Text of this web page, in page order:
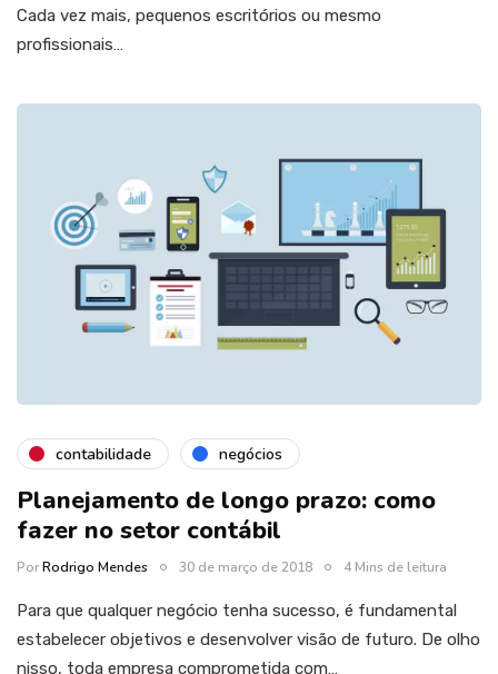
Cada vez mais, pequenos escritórios ou mesmo
profissionais…
contabilidade negócios
Planejamento de longo prazo: como
fazer no setor contábil
PorRodrigo Mendes 30 de março de 2018 4 Mins de leitura
Para que qualquer negócio tenha sucesso, é fundamental
estabelecer objetivos e desenvolver visão de futuro. De olho
nisso, toda empresa comprometida com…